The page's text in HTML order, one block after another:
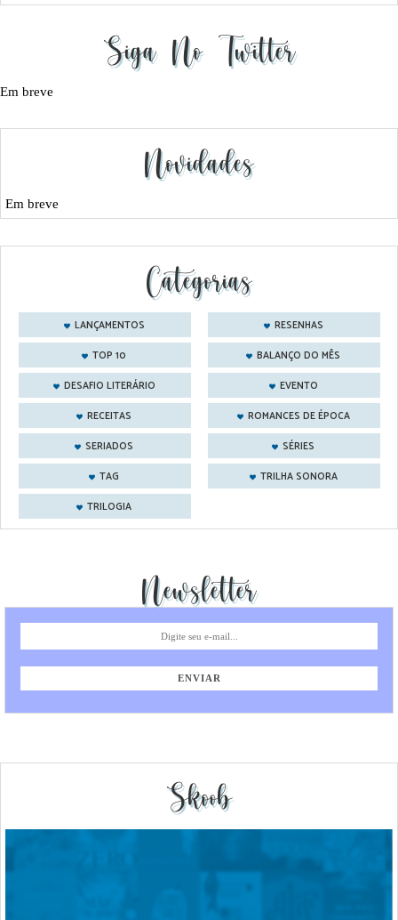
Siga No Twitter
Em breve
Novidades
Em breve
Categorias
LANÇAMENTOS
RESENHAS
TOP 10
BALANÇO DO MÊS
DESAFIO LITERÁRIO
EVENTO
RECEITAS
ROMANCES DE ÉPOCA
SERIADOS
SÉRIES
TAG
TRILHA SONORA
TRILOGIA
Newsletter
Skoob